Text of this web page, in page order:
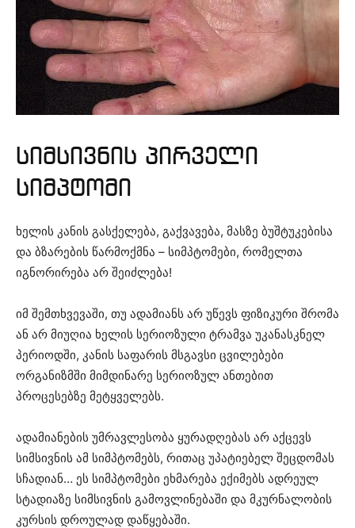
სიმსივნის პირველი
სიმპტომი
ხელის კანის გასქელება, გაქვავება, მასზე ბუშტუკებისა
და ბზარების წარმოქმნა – სიმპტომები, რომელთა
იგნორირება არ შეიძლება!
იმ შემთხვევაში, თუ ადამიანს არ უწევს ფიზიკური შრომა
ან არ მიუღია ხელის სერიოზული ტრამვა უკანასკნელ
პერიოდში, კანის საფარის მსგავსი ცვილებები
ორგანიზმში მიმდინარე სერიოზულ ანთებით
პროცესებზე მეტყველებს.
ადამიანების უმრავლესობა ყურადღებას არ აქცევს
სიმსივნის ამ სიმპტომებს, რითაც უპატიებელ შეცდომას
სჩადიან… ეს სიმპტომები ეხმარება ექიმებს ადრეულ
სტადიაზე სიმსივნის გამოვლინებაში და მკურნალობის
კურსის დროულად დაწყებაში.